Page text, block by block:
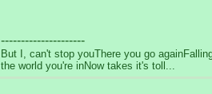
---------------------
But I, can't stop youThere you go
the world you're inNow takes it's toll...